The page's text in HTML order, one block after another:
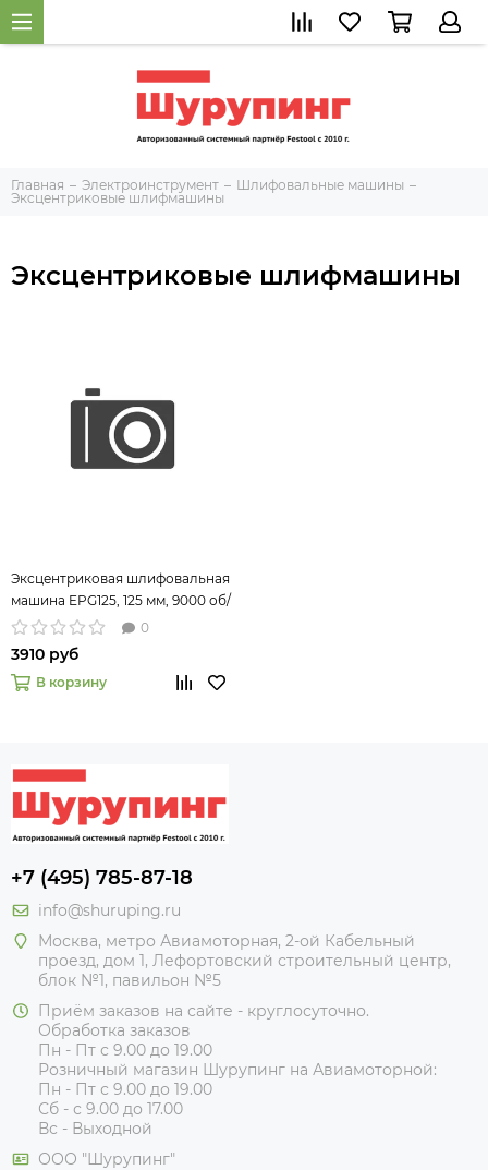
Главная Электроинструмент
Шлифовальные машины
Экcцентриковые шлифмашины
Экcцентриковые шлифмашины
Эксцентриковая шлифовальная
машина EPG125, 125 мм, 9000 об/
мин, 5 мм, 113 л/мин// Denzel
0
3910 руб
В корзину
+7 (495) 785-87-18
info@shuruping.ru
Москва, метро Авиамоторная, 2-ой Кабельный
проезд, дом 1, Лефортовский строительный центр,
блок №1, павильон №5
Приём заказов на сайте - круглосуточно.
Обработка заказов
Пн - Пт с 9.00 до 19.00
Розничный магазин Шурупинг на Авиамоторной:
Пн - Пт с 9.00 до 19.00
Сб - с 9.00 до 17.00
Вс - Выходной
ООО "Шурупинг"